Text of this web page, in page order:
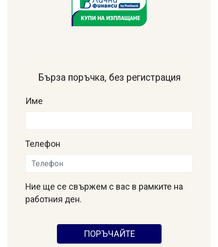
Бърза поръчка, без регистрация
Име
Телефон
Ние ще се свържем с вас в рамките на
работния ден.
ПОРЪЧАЙТЕ